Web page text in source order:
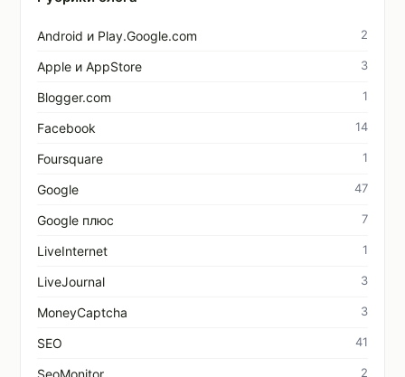
Android и Play.Google.com 2
Apple и AppStore 3
Blogger.com 1
Facebook 14
Foursquare 1
Google 47
Google плюс 7
LiveInternet 1
LiveJournal 3
MoneyCaptcha 3
SEO 41
2